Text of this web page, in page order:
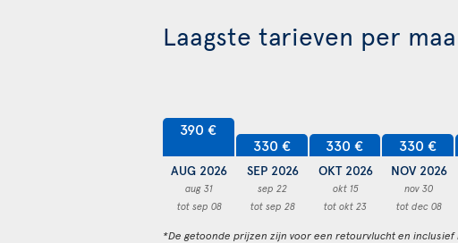
Laagste tarieven per
390 €
AUG 2026
aug 31
tot sep 08
330 €
SEP 2026
sep 22
tot sep 28
330 €
OKT 2026
okt 15
tot okt 23
330 €
NOV 2026
nov 30
tot dec 08
*De getoonde prijzen zijn voor een retourvlucht en